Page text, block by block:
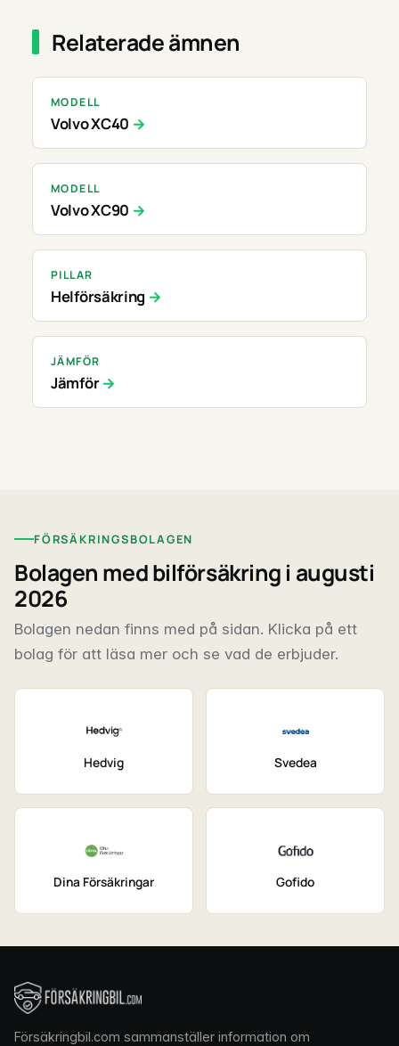
Relaterade ämnen
MODELL
Volvo XC40
MODELL
Volvo XC90
PILLAR
Helförsäkring
JÄMFÖR
Jämför
FÖRSÄKRINGSBOLAGEN
Bolagen med bilförsäkring i augusti
2026
Bolagen nedan finns med på sidan. Klicka på ett
bolag för att läsa mer och se vad de erbjuder.
Hedvig Svedea
Dina Försäkringar Gofido
Försäkringbil.com sammanställer information om